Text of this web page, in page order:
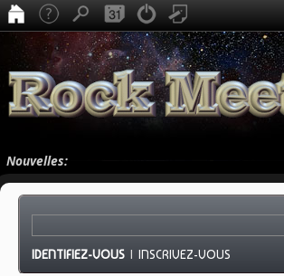
Nouvelles:
IDENTIFIEZ-VOUS |INSCRIVEZ-VOUS